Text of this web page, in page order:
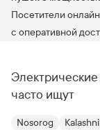
Посетители
с оперативной
часто ищут
Nosorog